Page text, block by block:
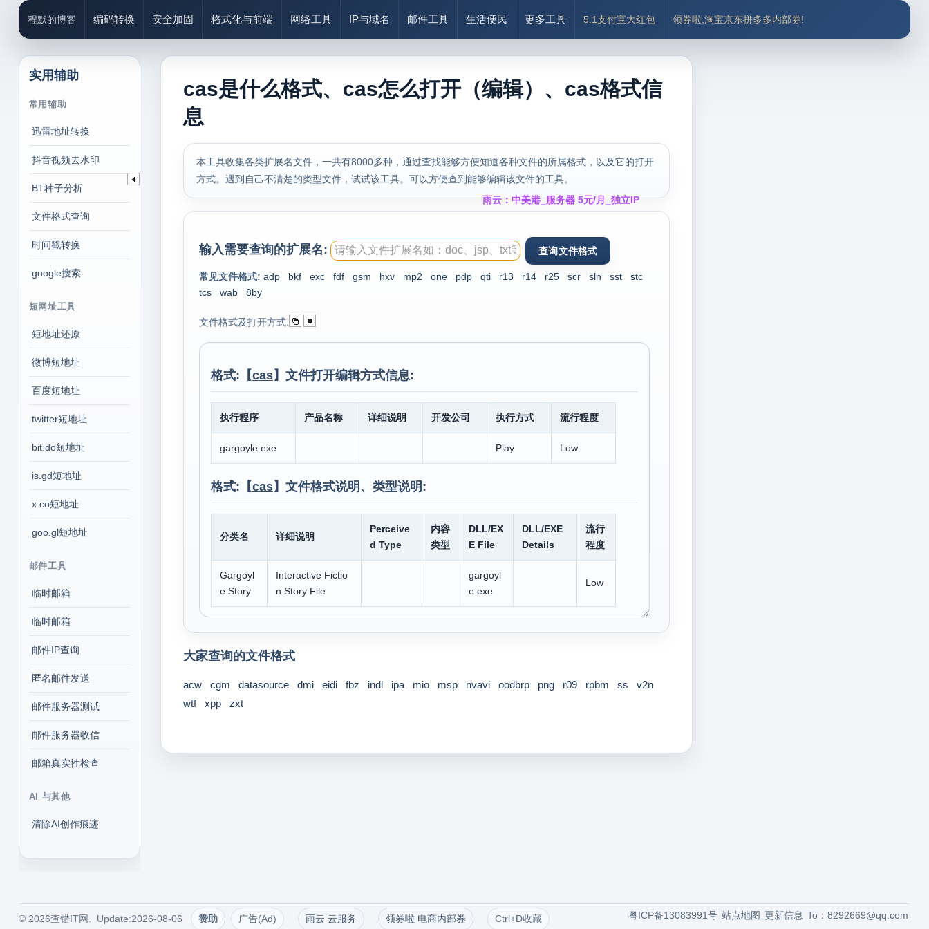
程默的博客 编码转换 安全加固 格式化与前端 网络工具 IP与域名 邮件工具 生活便民 更多工具 5.1支付宝大红包 领券啦,淘宝京东拼多多内部券!
实用辅助
常用辅助
迅雷地址转换
抖音视频去水印
BT种子分析
文件格式查询
时间戳转换
google搜索
短网址工具
短地址还原
微博短地址
百度短地址
twitter短地址
bit.do短地址
is.gd短地址
x.co短地址
goo.gl短地址
邮件工具
临时邮箱
临时邮箱
邮件IP查询
匿名邮件发送
邮件服务器测试
邮件服务器收信
邮箱真实性检查
AI 与其他
清除AI创作痕迹
cas是什么格式、cas怎么打开（编辑）、cas格式信
息
本工具收集各类扩展名文件，一共有8000多种，通过查找能够方便知道各种文件的所属格式，以及它的打开
方式。遇到自己不清楚的类型文件，试试该工具。可以方便查到能够编辑该文件的工具。
雨云：中美港_服务器 5元/月_独立IP
输入需要查询的扩展名:
常见文件格式: adp bkf exc fdf gsm hxv mp2 one pdp qti r13 r14 r25 scr sln sst
stc
tcs
wab 8by
文件格式及打开方式:
格式:【cas】文件打开编辑方式信息:
执行程序 产品名称 详细说明 开发公司 执行方式 流行程度
gargoyle.exe Play Low
格式:【cas】文件格式说明、类型说明:
分类名 详细说明
Perceive
d Type
内容
类型
DLL/EX
E File
DLL/EXE
Details
流行
程度
Gargoyl
e.Story
Interactive Fictio
n Story File
gargoyl
e.exe
Low
大家查询的文件格式
acw cgm datasource dmi eidi fbz indl ipa mio msp nvavi oodbrp png r09 rpbm ss
v2n
wtf
xpp zxt
© 2026查错IT网. Update:2026-08-06 赞助 广告(Ad) 雨云 云服务 领券啦 电商内部券 Ctrl+D收藏 To：8292669@qq.com
更新信息
站点地图
粤ICP备13083991号